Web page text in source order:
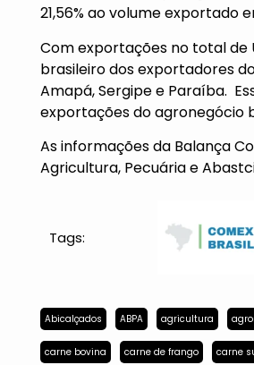
21,56% ao volume exportado
Com exportações no total de
brasileiro dos exportadores
Amapá, Sergipe e Paraíba.
exportações do agronegócio
As informações da Balança
Agricultura, Pecuária e
Tags:
Abicalçados ABPA agricultura
carne bovina carne de frango carne